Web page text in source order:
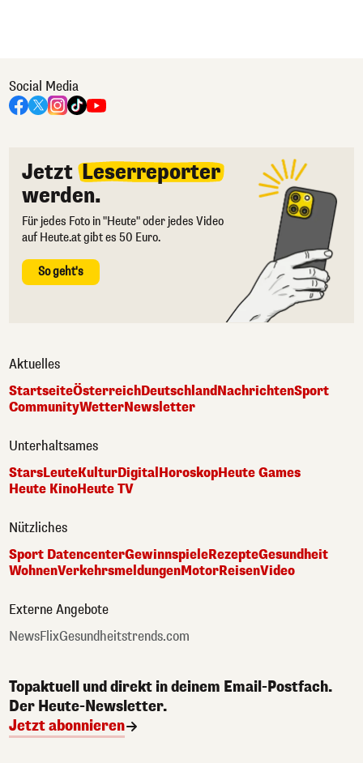
Social Media
Jetzt Leserreporter
werden.
Für jedes Foto in "Heute" oder jedes Video
auf Heute.at gibt es 50 Euro.
So geht's
Aktuelles
StartseiteÖsterreichDeutschlandNachrichtenSport
CommunityWetterNewsletter
Unterhaltsames
StarsLeuteKulturDigital HoroskopHeute Games
Heute KinoHeute TV
Nützliches
Sport DatencenterGewinnspieleRezepteGesundheit
WohnenVerkehrsmeldungenMotorReisenVideo
Externe Angebote
NewsFlixGesundheitstrends.com
Topaktuell und direkt in deinem Email-Postfach.
Der Heute-Newsletter.
Jetzt abonnieren